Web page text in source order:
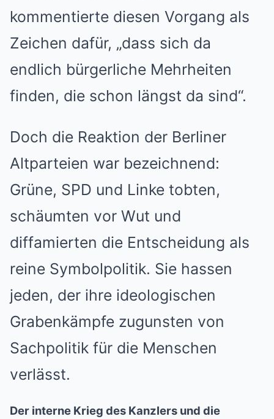
kommentierte diesen Vorgang als
Zeichen dafür, „dass sich da
endlich bürgerliche Mehrheiten
finden, die schon längst da sind“.
Doch die Reaktion der Berliner
Altparteien war bezeichnend:
Grüne, SPD und Linke tobten,
schäumten vor Wut und
diffamierten die Entscheidung als
reine Symbolpolitik. Sie hassen
jeden, der ihre ideologischen
Grabenkämpfe zugunsten von
Sachpolitik für die Menschen
verlässt.
Der interne Krieg des Kanzlers und die